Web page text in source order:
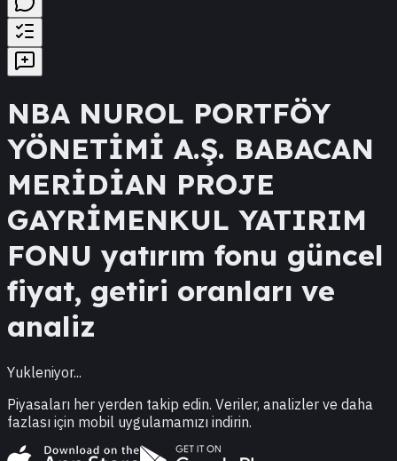
NBA NUROL PORTFÖY
YÖNETİMİ A.Ş. BABACAN
MERİDİAN PROJE
GAYRİMENKUL YATIRIM
FONU yatırım fonu güncel
fiyat, getiri oranları ve
analiz
Yukleniyor...
Piyasaları her yerden takip edin. Veriler, analizler ve daha
fazlası için mobil uygulamamızı indirin.